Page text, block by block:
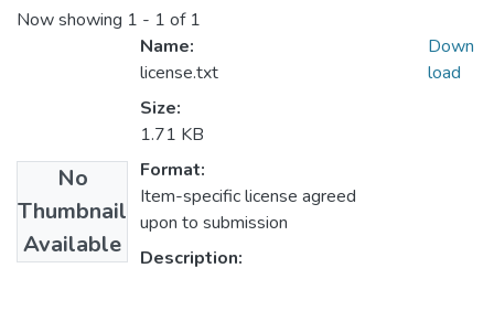
Now showing 1 - 1 of 1
No
Thumbnail
Available
Name:
license.txt
Size:
1.71 KB
Format:
Item-specific license agreed
upon to submission
Description:
Down
load